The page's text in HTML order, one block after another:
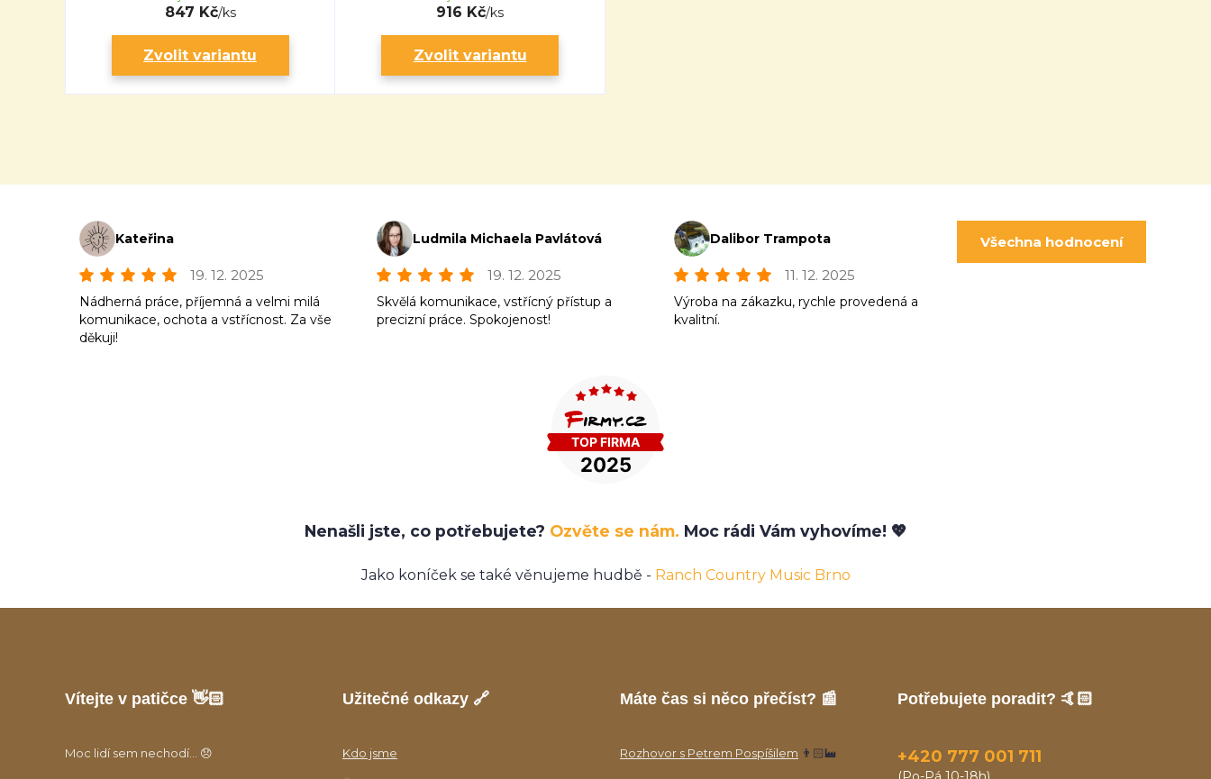
847 Kč/ks
Zvolit variantu
916 Kč/ks
Zvolit variantu
Kateřina
19. 12. 2025
Nádherná práce, příjemná a velmi milá
komunikace, ochota a vstřícnost. Za vše
děkuji!
Ludmila Michaela Pavlátová
19. 12. 2025
Skvělá komunikace, vstřícný přístup a
precizní práce. Spokojenost!
Dalibor Trampota
11. 12. 2025
Výroba na zákazku, rychle provedená a
kvalitní.
Všechna hodnocení
Nenašli jste, co potřebujete? Ozvěte se nám. Moc rádi Vám vyhovíme! 💖
Jako koníček se také věnujeme hudbě - Ranch Country Music Brno
Vítejte v patičce 👋🏻
Moc lidí sem nechodí... 😞
Užitečné odkazy 🔗
Kdo jsme
Máte čas si něco přečíst? 📰
Rozhovor s Petrem Pospíšilem 👨🏻‍🏭
Potřebujete poradit? 🤙🏻
+420 777 001 711